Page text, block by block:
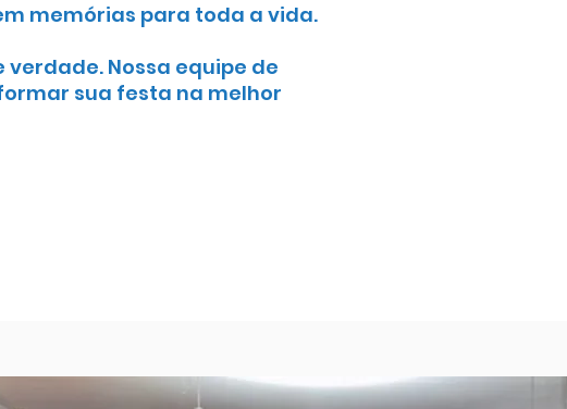
memórias para toda a vida.
Nossa equipe de
sua festa na melhor